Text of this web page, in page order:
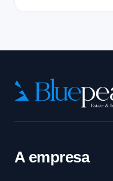
A empresa